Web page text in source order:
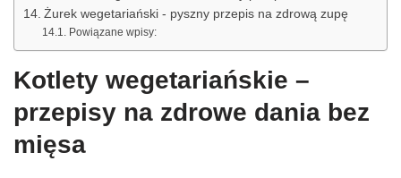
Żurek wegetariański - pyszny przepis na zdrową zupę
Powiązane wpisy:
Kotlety wegetariańskie –
przepisy na zdrowe dania bez
mięsa